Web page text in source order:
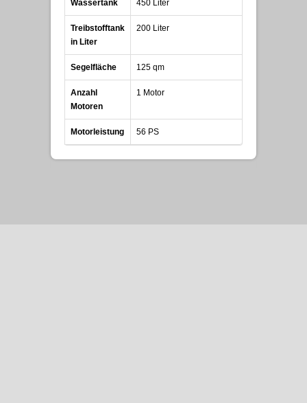
Wassertank 450 Liter
Treibstofftank
in Liter
200 Liter
Segelfläche 125 qm
Anzahl
Motoren
1 Motor
Motorleistung 56 PS